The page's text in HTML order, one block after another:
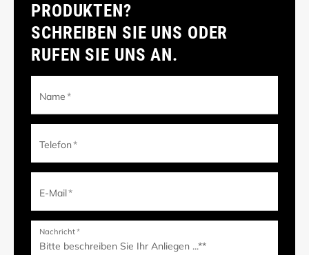
PRODUKTEN?
SCHREIBEN SIE UNS ODER
RUFEN SIE UNS AN.
Name*
Telefon*
E-Mail*
Nachricht*